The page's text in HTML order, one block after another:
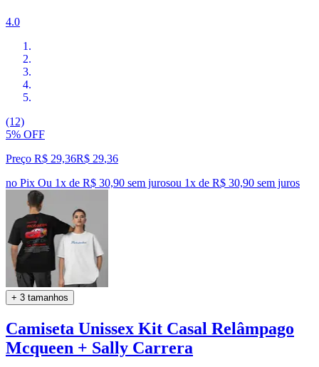
4.0
(12)
5% OFF
Preço R$ 29,36R$ 29,36
no Pix Ou 1x de R$ 30,90 sem jurosou 1x de R$ 30,90 sem juros
+ 3 tamanhos
Camiseta Unissex Kit Casal Relâmpago
Mcqueen + Sally Carrera